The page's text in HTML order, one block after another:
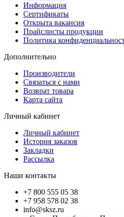
Информация
Сертификаты
Открыта вакансия
Прайслисты продукции
Политика
Дополнительно
Производители
Связаться с нами
Возврат товара
Карта сайта
Личный кабинет
Личный кабинет
История заказов
Закладки
Рассылка
Наши контакты
+7 800 555 05 38
+7 958 578 02 38
info@sksz.ru